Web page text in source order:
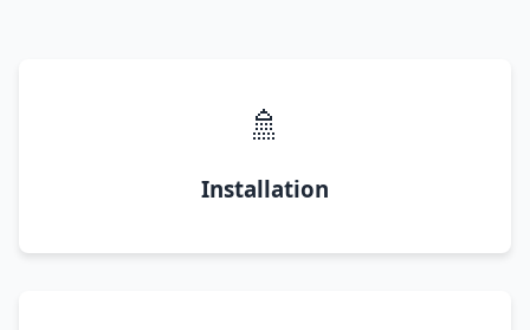
🚿
Installation